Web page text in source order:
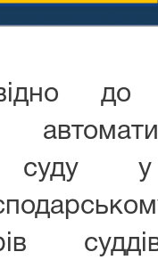
суду у
суддів